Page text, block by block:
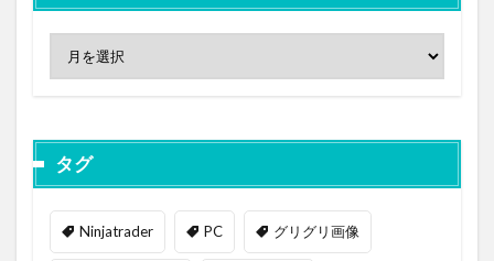
タグ
Ninjatrader PC グリグリ画像